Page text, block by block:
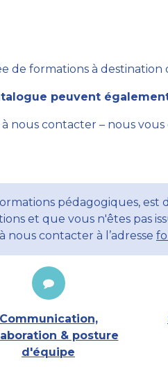
formations à destination
peuvent
à nous contacter – nous
pédagogiques, est
et que vous n'êtes pas
nous contacter à l’adresse
Communication,
& posture
d'équipe